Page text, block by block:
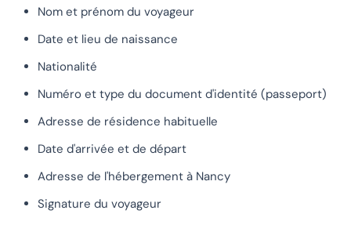
Nom et prénom du voyageur
Date et lieu de naissance
Nationalité
Numéro et type du document d'identité (passeport)
Adresse de résidence habituelle
Date d'arrivée et de départ
Adresse de l'hébergement à Nancy
Signature du voyageur